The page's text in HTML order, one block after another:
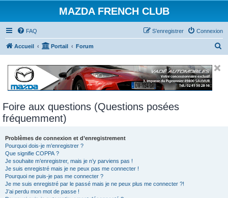
MAZDA FRENCH CLUB
FAQ Connexion
S’enregistrer
Accueil Portail Forum
Foire aux questions (Questions posées
fréquemment)
Problèmes de connexion et d’enregistrement
Pourquoi dois-je m’enregistrer ?
Que signifie COPPA ?
Je souhaite m’enregistrer, mais je n’y parviens pas !
Je suis enregistré mais je ne peux pas me connecter !
Pourquoi ne puis-je pas me connecter ?
Je me suis enregistré par le passé mais je ne peux plus me connecter ?!
J’ai perdu mon mot de passe !